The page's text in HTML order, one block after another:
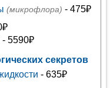
(микрофлора) - 475₽
- 5590₽
секретов
- 635₽